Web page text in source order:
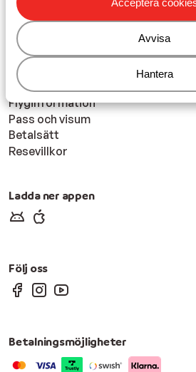
Acceptera
Avvisa
Hantera
Ansvarsfriskrivning
Inför resan
Frågor och svar
Värt att veta
Flyginformation
Pass och visum
Betalsätt
Resevillkor
Ladda ner appen
Följ oss
Betalningsmöjligheter